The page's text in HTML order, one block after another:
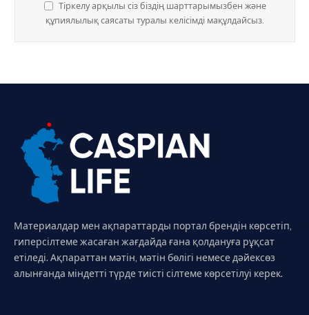
Тіркелу арқылы сіз біздің шарттарымызбен және
құпиялылық саясаты туралы келісімді мақұлдайсыз.
Материалдар мен ақпараттарды портал брендін көрсетіп,
гиперсілтеме жасаған жағдайда ғана қолдануға рұқсат
етіледі. Ақпараттан мәтін, мәтін бөлігі немесе дәйексөз
алынғанда міндетті түрде тиісті сілтеме көрсетілуі керек.